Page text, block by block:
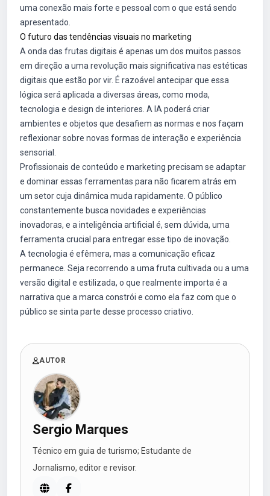
uma conexão mais forte e pessoal com o que está sendo
apresentado.
O futuro das tendências visuais no marketing
A onda das frutas digitais é apenas um dos muitos passos
em direção a uma revolução mais significativa nas estéticas
digitais que estão por vir. É razoável antecipar que essa
lógica será aplicada a diversas áreas, como moda,
tecnologia e design de interiores. A IA poderá criar
ambientes e objetos que desafiem as normas e nos façam
reflexionar sobre novas formas de interação e experiência
sensorial.
Profissionais de conteúdo e marketing precisam se adaptar
e dominar essas ferramentas para não ficarem atrás em
um setor cuja dinâmica muda rapidamente. O público
constantemente busca novidades e experiências
inovadoras, e a inteligência artificial é, sem dúvida, uma
ferramenta crucial para entregar esse tipo de inovação.
A tecnologia é efêmera, mas a comunicação eficaz
permanece. Seja recorrendo a uma fruta cultivada ou a uma
versão digital e estilizada, o que realmente importa é a
narrativa que a marca constrói e como ela faz com que o
público se sinta parte desse processo criativo.
AUTOR
Sergio Marques
Técnico em guia de turismo; Estudante de
Jornalismo, editor e revisor.